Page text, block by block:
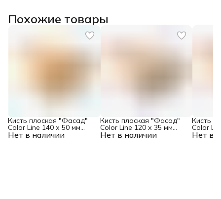
Похожие товары
Нет в наличии
Кисть плоская "Фасад"
Color Line 140 х 50 мм
Matrix Нет в наличии
Кисть плоская "Фасад"
Color Line 120 х 35 мм
Matrix Нет в
Кисть
Color
Matrix